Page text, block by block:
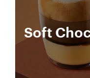
Soft